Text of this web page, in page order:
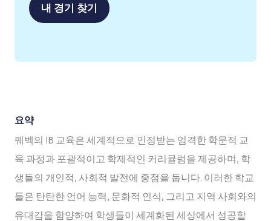
내 경기 찾기
요약
퀘벡의 IB 교육은 세계적으로 인정받는 엄격한 학문적 교
육 과정과 포괄적이고 학제적인 커리큘럼을 제공하며, 학
생들의 개인적, 사회적 발전에 중점을 둡니다. 이러한 학교
들은 탄탄한 언어 능력, 문화적 인식, 그리고 지역 사회와의
유대감을 함양하여 학생들이 세계화된 세상에서 성공할